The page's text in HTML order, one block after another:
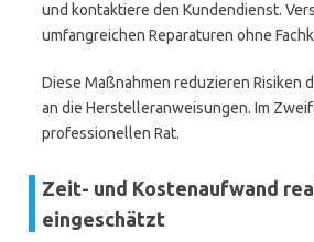
und kontaktiere den Kundendienst.
umfangreichen Reparaturen ohne
Diese Maßnahmen reduzieren Risiken
an die Herstelleranweisungen. Im
professionellen Rat.
Zeit- und Kostenaufwand
eingeschätzt